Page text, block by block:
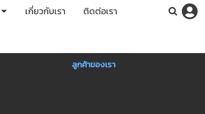
เกี่ยวกับเรา ติดต่อเรา
ลูกค้าของเรา